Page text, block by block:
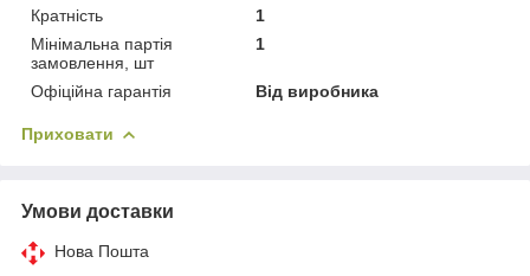
Кратність
1
Мінімальна партія
замовлення, шт
1
Офіційна гарантія Від виробника
Приховати
Умови доставки
Нова Пошта